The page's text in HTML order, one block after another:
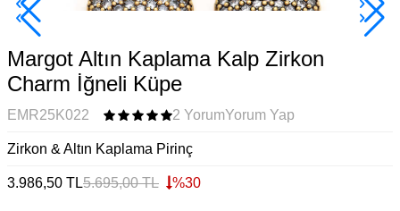
2+ Ürüne +%10
Margot Altın Kaplama Kalp Zirkon
Charm İğneli Küpe
EMR25K022 2 YorumYorum Yap
Zirkon & Altın Kaplama Pirinç
3.986,50 TL5.695,00TL %30